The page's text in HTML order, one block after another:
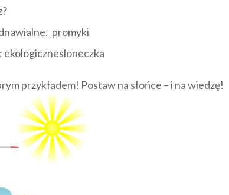
przykładem! Postaw na słońce – i na wiedzę!